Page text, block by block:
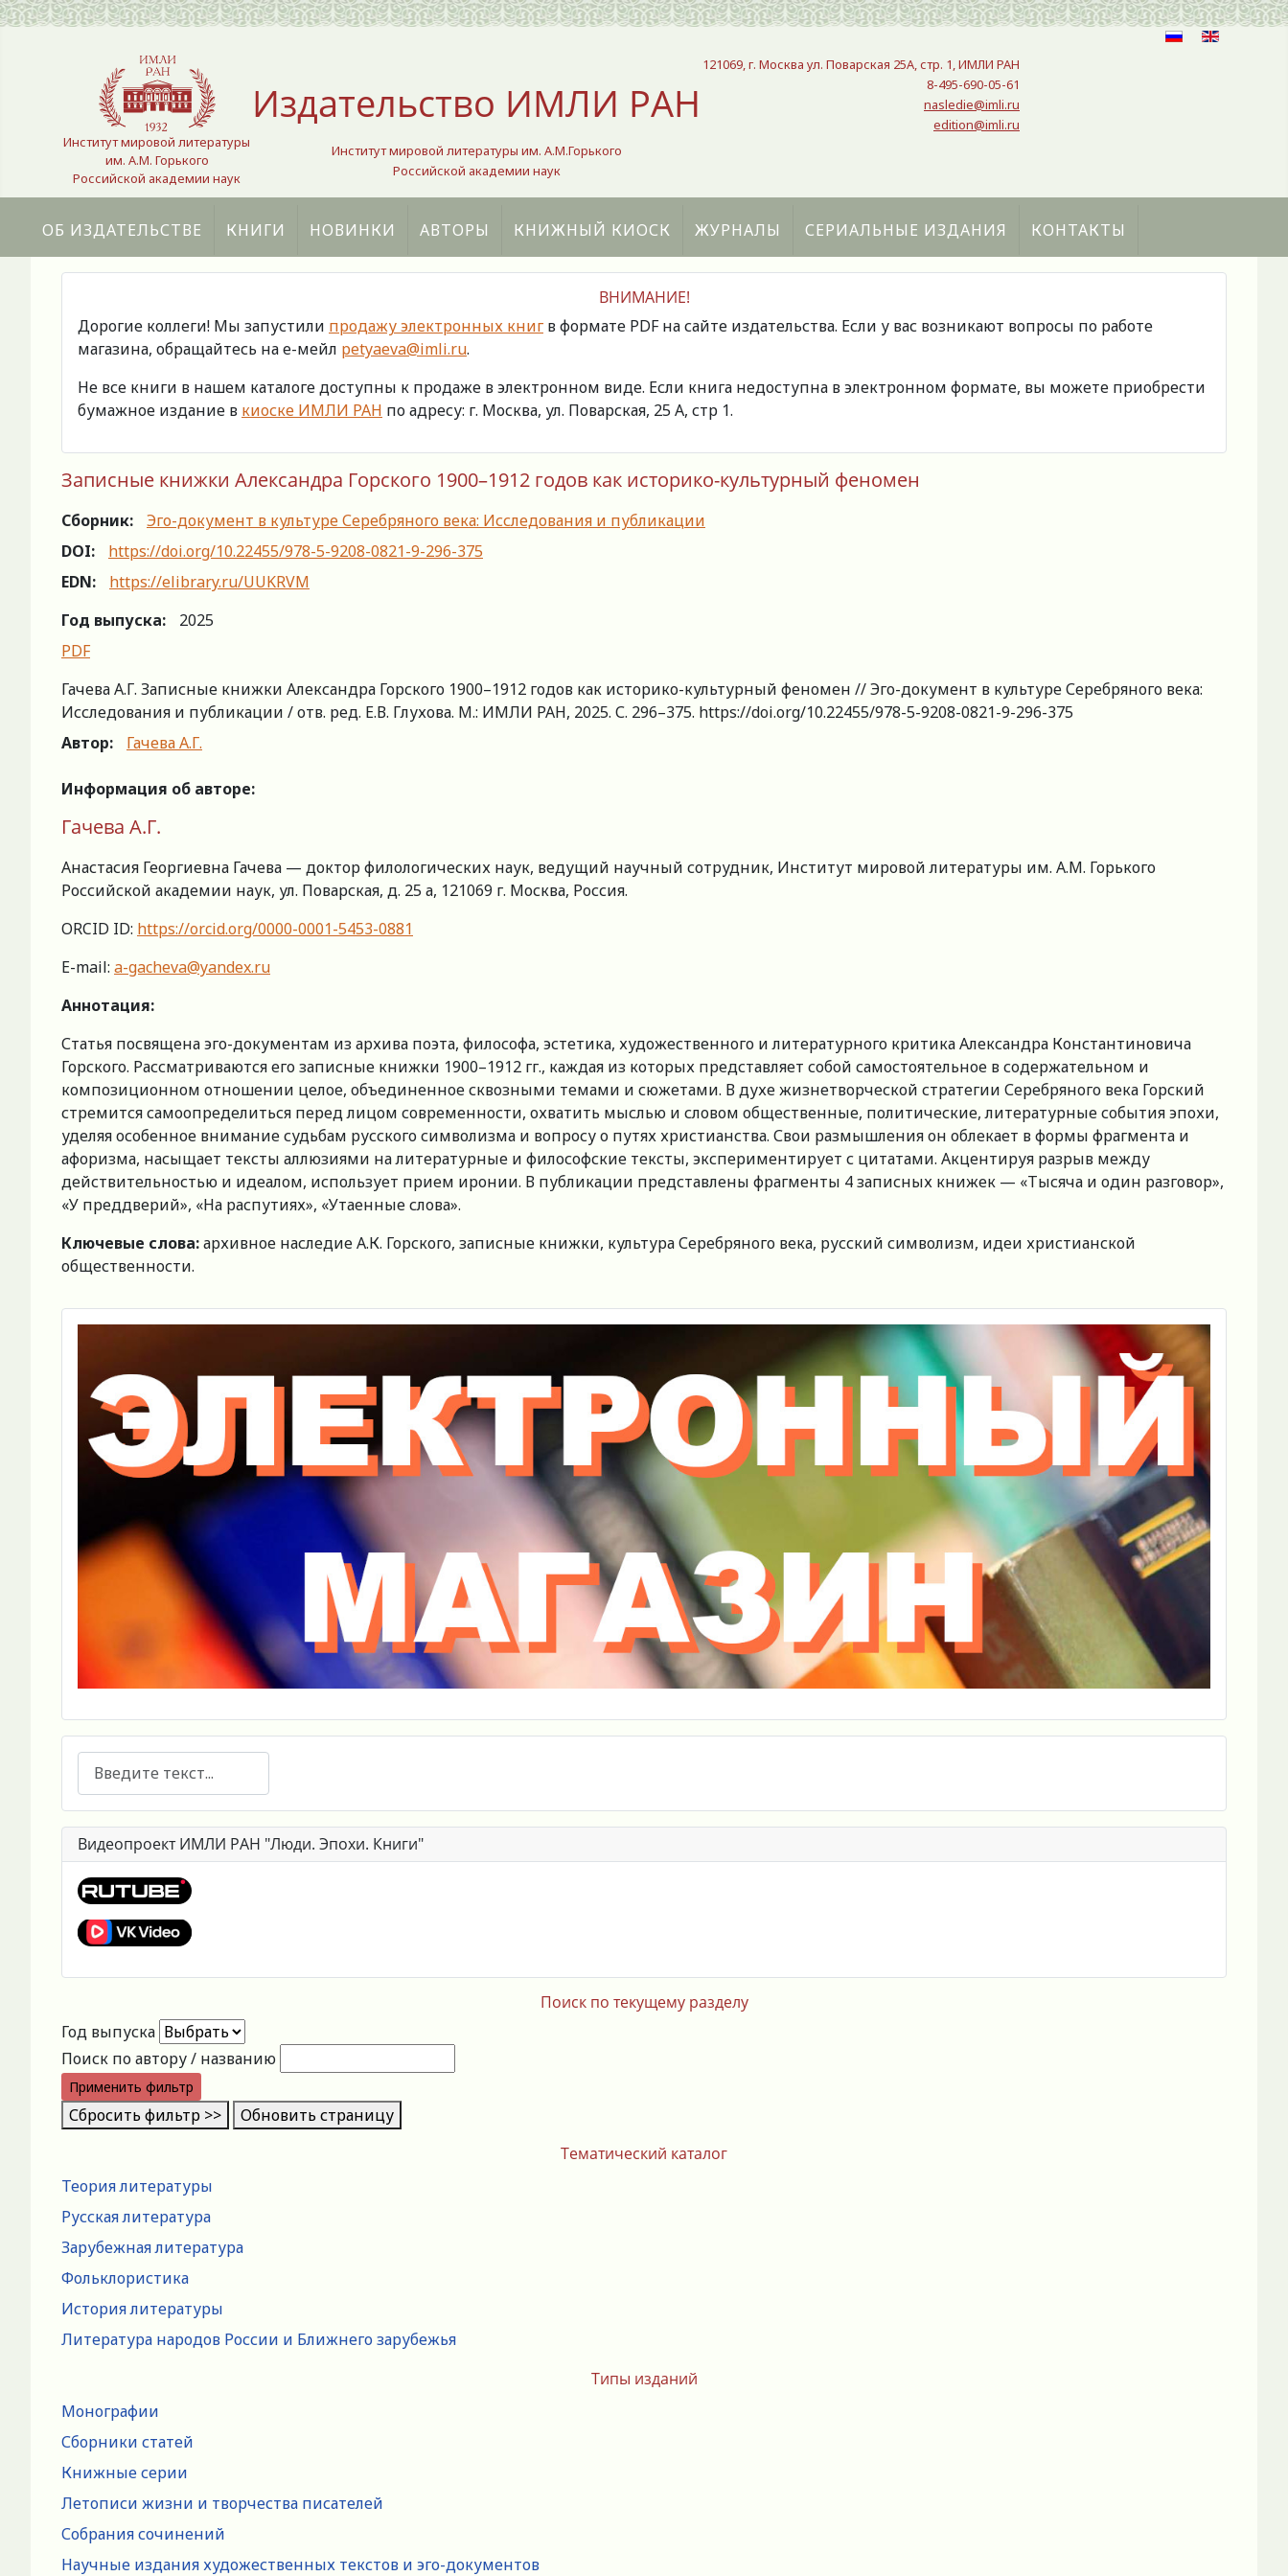
Выберите язык
Институт мировой литературы
им. А.М. Горького
Российской академии наук
Издательство ИМЛИ РАН
Институт мировой литературы им. А.М.Горького
Российской академии наук
121069, г. Москва ул. Поварская 25A, стр. 1, ИМЛИ РАН
8-495-690-05-61
nasledie@imli.ru
edition@imli.ru
ОБ ИЗДАТЕЛЬСТВЕ КНИГИ НОВИНКИ АВТОРЫ КНИЖНЫЙ КИОСК ЖУРНАЛЫ СЕРИАЛЬНЫЕ ИЗДАНИЯ КОНТАКТЫ
Тематический каталог
Теория литературы
Русская литература
Зарубежная литература
Фольклористика
История литературы
Литература народов России и Ближнего зарубежья
Типы изданий
Монографии
Сборники статей
Книжные серии
Летописи жизни и творчества писателей
Собрания сочинений
Научные издания художественных текстов и эго-документов
ВНИМАНИЕ!
Дорогие коллеги! Мы запустили продажу электронных книг в формате PDF на сайте издательства. Если у вас возникают вопросы по работе
магазина, обращайтесь на е-мейл petyaeva@imli.ru.
Не все книги в нашем каталоге доступны к продаже в электронном виде. Если книга недоступна в электронном формате, вы можете приобрести
бумажное издание в киоске ИМЛИ РАН по адресу: г. Москва, ул. Поварская, 25 А, стр 1.
Записные книжки Александра Горского 1900–1912 годов как историко-культурный феномен
Сборник:
Эго-документ в культуре Серебряного века: Исследования и публикации
DOI:
https://doi.org/10.22455/978-5-9208-0821-9-296-375
EDN:
https://elibrary.ru/UUKRVM
Год выпуска:
2025
PDF
Гачева А.Г. Записные книжки Александра Горского 1900–1912 годов как историко-культурный феномен // Эго-документ в культуре Серебряного века:
Исследования и публикации / отв. ред. Е.В. Глухова. М.: ИМЛИ РАН, 2025. С. 296–375. https://doi.org/10.22455/978-5-9208-0821-9-296-375
Автор:
Гачева А.Г.
Информация об авторе:
Гачева А.Г.
Анастасия Георгиевна Гачева — доктор филологических наук, ведущий научный сотрудник, Институт мировой литературы им. А.М. Горького
Российской академии наук, ул. Поварская, д. 25 а, 121069 г. Москва, Россия.
ORCID ID: https://orcid.org/0000-0001-5453-0881
E-mail: a-gacheva@yandex.ru
Аннотация:
Статья посвящена эго-документам из архива поэта, философа, эстетика, художественного и литературного критика Александра Константиновича
Горского. Рассматриваются его записные книжки 1900–1912 гг., каждая из которых представляет собой самостоятельное в содержательном и
композиционном отношении целое, объединенное сквозными темами и сюжетами. В духе жизнетворческой стратегии Серебряного века Горский
стремится самоопределиться перед лицом современности, охватить мыслью и словом общественные, политические, литературные события эпохи,
уделяя особенное внимание судьбам русского символизма и вопросу о путях христианства. Свои размышления он облекает в формы фрагмента и
афоризма, насыщает тексты аллюзиями на литературные и философские тексты, экспериментирует с цитатами. Акцентируя разрыв между
действительностью и идеалом, использует прием иронии. В публикации представлены фрагменты 4 записных книжек — «Тысяча и один разговор»,
«У преддверий», «На распутиях», «Утаенные слова».
Ключевые слова:архивное наследие А.К. Горского, записные книжки, культура Серебряного века, русский символизм, идеи христианской
общественности.
Поиск
Видеопроект ИМЛИ РАН "Люди. Эпохи. Книги"
Поиск по текущему разделу
Год выпуска
Поиск по автору / названию
Применить фильтр
Сбросить фильтр >> Обновить страницу